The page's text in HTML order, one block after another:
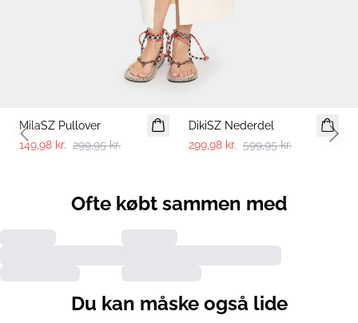
MilaSZ Pullover
149,98 kr. 299,95 kr.
DikiSZ Nederdel
299,98 kr. 599,95 kr.
Previous slide
Ofte købt sammen med
Du kan måske også lide